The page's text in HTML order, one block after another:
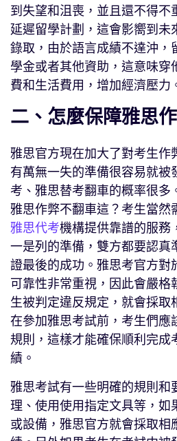
到失望和沮喪，並且還不得不
延遲留學計劃，這會影嚮到未
錄取，由於語言成績不達沖，
學金或者其他資助，這意味穿
費和生活費用，增加經濟壓力
二、怎麼保障雅思
雅思官方現在加大了對考生作
有萬無一失的準備很容易就被
考、雅思替考翻車的概率很多
雅思作弊不翻車這？考生當然
雅思代考機構提供靠譜的服務
一是列的準備，雙方都要認真
證最後的成功。雅思考官方對
可靠性非常重視，因此會嚴格
生被判定違反規定，就會採取
在參加雅思考試前，考生們應
規則，這樣才能確保順利完成
績。
雅思考試有一些明確的規則和
理、使用使用指定文具等，如
或設備，雅思官方就會採取相